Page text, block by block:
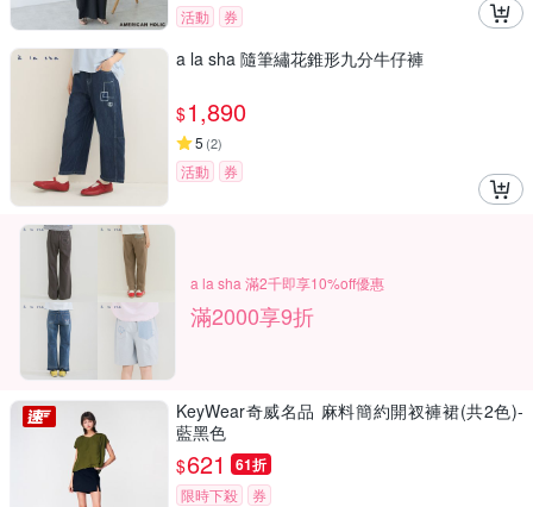
活動 券
a la sha 隨筆繡花錐形九分牛仔褲
$1,890
5 (2)
活動 券
a la sha 滿2千即享10%off優惠
滿2000享9折
KeyWear奇威名品 麻料簡約開衩褲裙(共2色)-
藍黑色
$621 61折
限時下殺 券